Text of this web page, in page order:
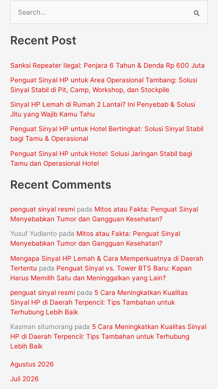
r
u
n
t
u
k
:
Recent Post
Sanksi Repeater Ilegal: Penjara 6 Tahun & Denda Rp 600 Juta
Penguat Sinyal HP untuk Area Operasional Tambang: Solusi
Sinyal Stabil di Pit, Camp, Workshop, dan Stockpile
Sinyal HP Lemah di Rumah 2 Lantai? Ini Penyebab & Solusi
Jitu yang Wajib Kamu Tahu
Penguat Sinyal HP untuk Hotel Bertingkat: Solusi Sinyal Stabil
bagi Tamu & Operasional
Penguat Sinyal HP untuk Hotel: Solusi Jaringan Stabil bagi
Tamu dan Operasional Hotel
Recent Comments
penguat sinyal resmi pada Mitos atau Fakta: Penguat Sinyal
Menyebabkan Tumor dan Gangguan Kesehatan?
Yusuf Yudianto pada Mitos atau Fakta: Penguat Sinyal
Menyebabkan Tumor dan Gangguan Kesehatan?
Mengapa Sinyal HP Lemah & Cara Memperkuatnya di Daerah
Tertentu pada Penguat Sinyal vs. Tower BTS Baru: Kapan
Harus Memilih Satu dan Meninggalkan yang Lain?
penguat sinyal resmi pada 5 Cara Meningkatkan Kualitas
Sinyal HP di Daerah Terpencil: Tips Tambahan untuk
Terhubung Lebih Baik
Kasman situmorang pada 5 Cara Meningkatkan Kualitas Sinyal
HP di Daerah Terpencil: Tips Tambahan untuk Terhubung
Lebih Baik
Agustus 2026
Juli 2026